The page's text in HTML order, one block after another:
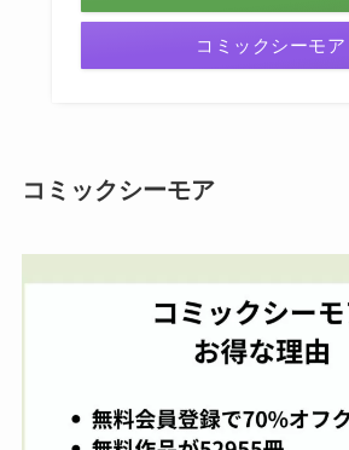
コミックシーモア
コミックシーモア